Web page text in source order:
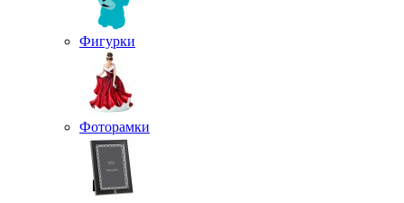
Фигурки
Фоторамки